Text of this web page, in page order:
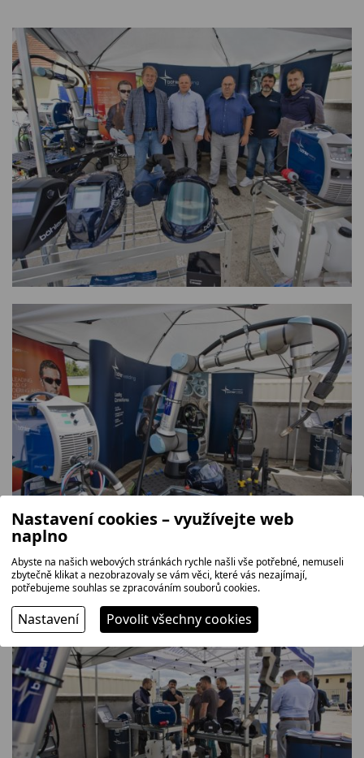
Nastavení cookies – využívejte web
naplno
Abyste na našich webových stránkách rychle našli vše potřebné, nemuseli
zbytečně klikat a nezobrazovaly se vám věci, které vás nezajímají,
potřebujeme souhlas se zpracováním souborů cookies.
Nastavení Povolit všechny cookies